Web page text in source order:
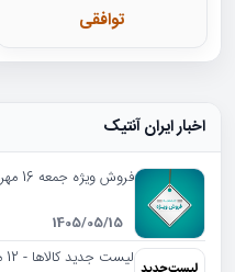
توافقی
اخبار ایران آنتیک
فروش ویژه جمعه 16 مهرداد 1405 ایران آنتیک + هدیه ویژه
1405/05/15
لیست جدید کالاها - 12 مرداد 1405